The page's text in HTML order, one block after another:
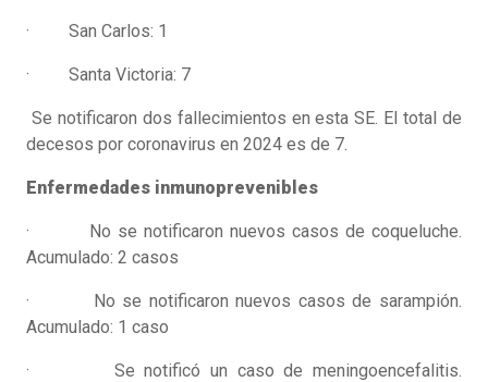
· San Carlos: 1
· Santa Victoria: 7
Se notificaron dos fallecimientos en esta SE. El total de
decesos por coronavirus en 2024 es de 7.
Enfermedades inmunoprevenibles
· No se notificaron nuevos casos de coqueluche.
Acumulado: 2 casos
· No se notificaron nuevos casos de sarampión.
Acumulado: 1 caso
· Se notificó un caso de meningoencefalitis.